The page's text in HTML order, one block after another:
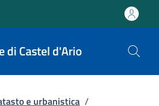
di Castel d'Ario
e urbanistica /